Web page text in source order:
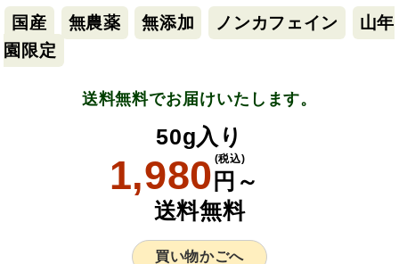
国産 無農薬 無添加 ノンカフェイン
山年
園限定
送料無料でお届けいたします。
50g入り
1,980 円～
(税込)
送料無料
買い物かごへ